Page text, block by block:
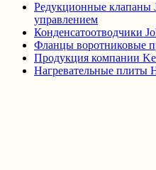
Редукционные клапаны
управлением
Конденсатоотводчики
Фланцы воротниковые
Продукция компании
Нагревательные плиты